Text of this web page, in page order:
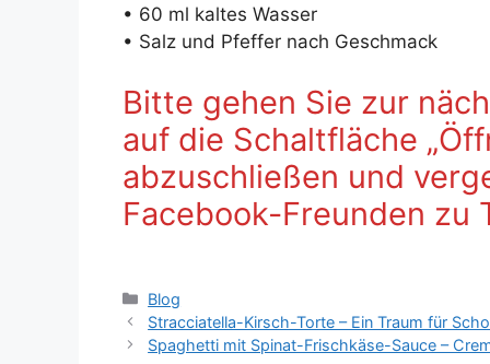
• 60 ml kaltes Wasser
• Salz und Pfeffer nach Geschmack
Bitte gehen Sie zur
auf die Schaltfläche
abzuschließen und
Facebook-Freunden zu
Kategorien
Blog
Stracciatella-Kirsch-Torte – Ein Traum für
Spaghetti mit Spinat-Frischkäse-Sauce –